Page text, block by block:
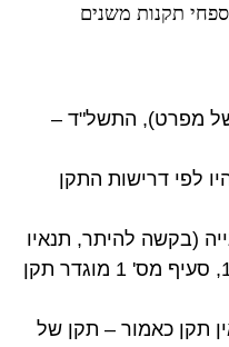
תשי"ד (1954) ונספחי תקנות משנים
של מפרט), התשל"ד –
לפי דרישות התקן
(בקשה להיתר, תנאיו
ואגרותיו), התש"ל – 1970, סעיף מס' 1 מוגדר תקן
תקן כאמור – תקן של